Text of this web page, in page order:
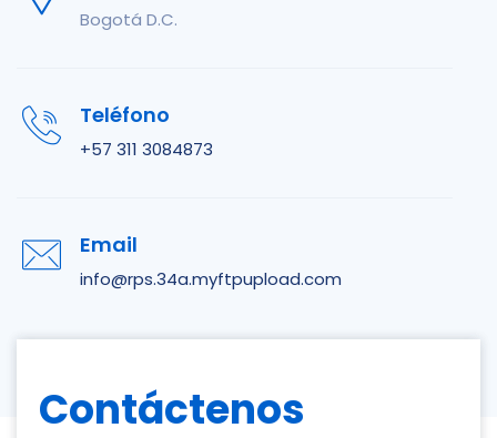
Bogotá D.C.
Teléfono
+57 311 3084873
Email
info@rps.34a.myftpupload.com
Contáctenos